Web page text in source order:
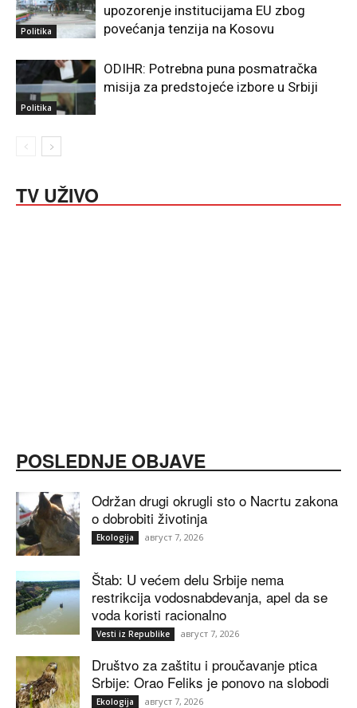
Politika
upozorenje institucijama EU zbog
povećanja tenzija na Kosovu
Politika
ODIHR: Potrebna puna posmatračka
misija za predstojeće izbore u Srbiji
TV UŽIVO
POSLEDNJE OBJAVE
Održan drugi okrugli sto o Nacrtu zakona
o dobrobiti životinja
Ekologija август 7, 2026
Štab: U većem delu Srbije nema
restrikcija vodosnabdevanja, apel da se
voda koristi racionalno
Vesti iz Republike август 7, 2026
Društvo za zaštitu i proučavanje ptica
Srbije: Orao Feliks je ponovo na slobodi
Ekologija август 7, 2026